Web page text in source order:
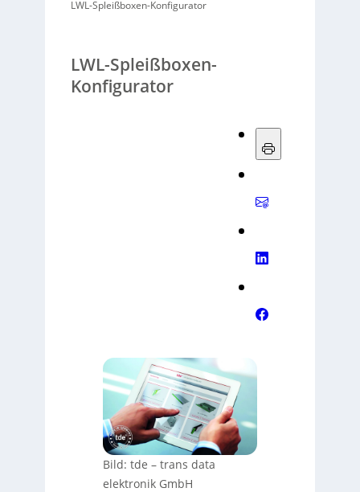
LWL-Spleißboxen-Konfigurator
LWL-Spleißboxen-
Konfigurator
Bild: tde – trans data
elektronik GmbH